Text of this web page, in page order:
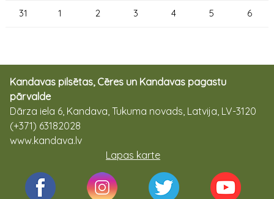
31 1 2 3 4 5 6
Kandavas pilsētas, Cēres un Kandavas pagastu
pārvalde
Dārza iela 6, Kandava, Tukuma novads, Latvija, LV-3120
(+371) 63182028
www.kandava.lv
Lapas karte